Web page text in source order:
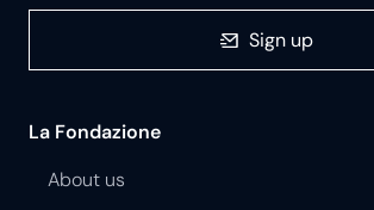
Sign up
La Fondazione
About us